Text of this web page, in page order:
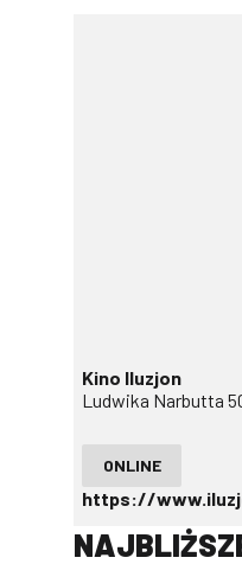
Kino Iluzjon
Ludwika Narbutta
ONLINE
https://